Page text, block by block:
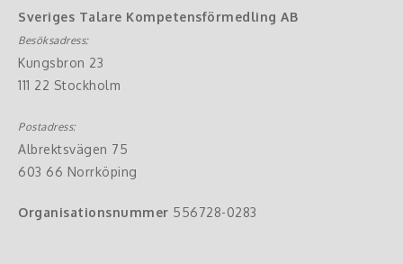
Sveriges Talare Kompetensförmedling AB
Besöksadress:
Kungsbron 23
111 22 Stockholm
Postadress:
Albrektsvägen 75
603 66 Norrköping
Organisationsnummer 556728-0283